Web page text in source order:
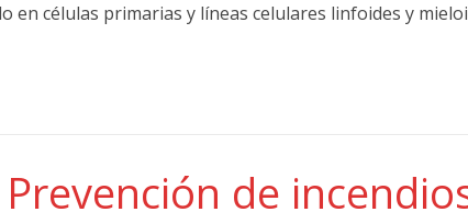
en células primarias y líneas celulares linfoides y
de